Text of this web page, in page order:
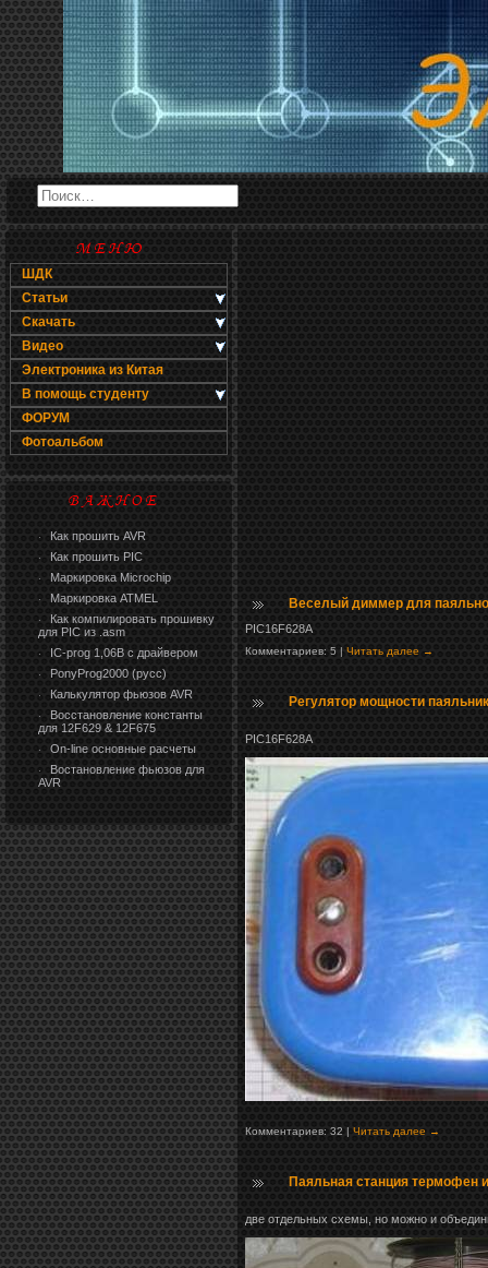
ШДК
Статьи
Скачать
Видео
Электроника из Китая
В помощь студенту
ФОРУМ
Фотоальбом
· Как прошить AVR
· Как прошить PIC
· Маркировка Microchip
· Маркировка ATMEL
·
Как компилировать прошивку
для PIC из .asm
· IC-prog 1,06В с драйвером
· PonyProg2000 (русс)
· Калькулятор фьюзов AVR
·
Восстановление константы
для 12F629 & 12F675
· On-line основные расчеты
·
Востановление фьюзов для
AVR
Веселый диммер для
PIC16F628A
Комментариев: 5 | Читать далее →
Регулятор мощности
PIC16F628A
Комментариев: 32 | Читать далее →
Паяльная станция термофен
две отдельных схемы, но можно и